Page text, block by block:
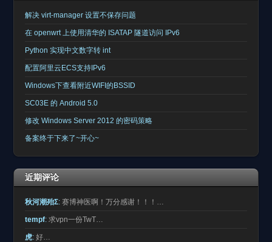
解决 virt-manager 设置不保存问题
在 openwrt 上使用清华的 ISATAP 隧道访问 IPv6
Python 实现中文数字转 int
配置阿里云ECS支持IPv6
Windows下查看附近WIFI的BSSID
SC03E 的 Android 5.0
修改 Windows Server 2012 的密码策略
备案终于下来了~开心~
近期评论
秋河潮殆Σ: 赛博神医啊！万分感谢！！！…
tempf: 求vpn一份TwT…
虎: 好…